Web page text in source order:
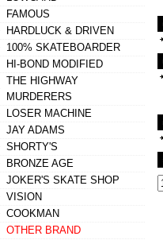
FAMOUS
HARDLUCK & DRIVEN
100% SKATEBOARDER
HI-BOND MODIFIED
THE HIGHWAY
MURDERERS
LOSER MACHINE
JAY ADAMS
SHORTY'S
BRONZE AGE
JOKER'S SKATE SHOP
VISION
COOKMAN
OTHER BRAND